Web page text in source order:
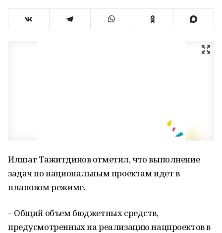
Илшат Тажитдинов отметил, что выполнение
задач по национальным проектам идет в
плановом режиме.
– Общий объем бюджетных средств,
предусмотренных на реализацию нацпроектов в